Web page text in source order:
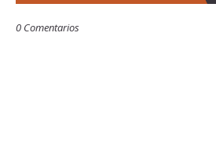
0 Comentarios